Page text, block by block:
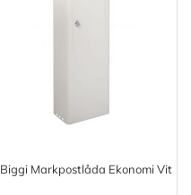
Biggi Markpostlåda Ekonomi Vit